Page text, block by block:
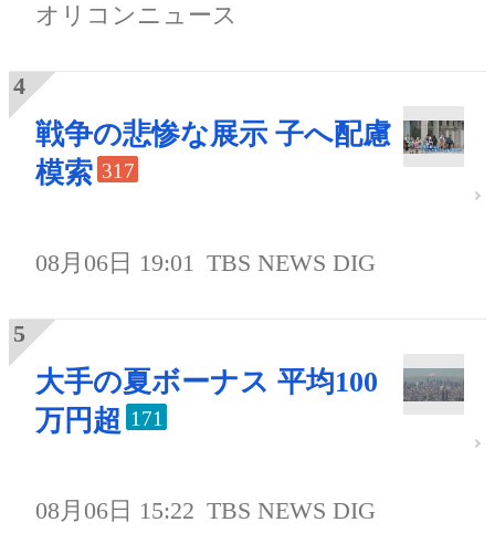
オリコンニュース
戦争の悲惨な展示 子へ配慮
模索 317
08月06日 19:01 TBS NEWS DIG
大手の夏ボーナス 平均100
万円超 171
08月06日 15:22 TBS NEWS DIG